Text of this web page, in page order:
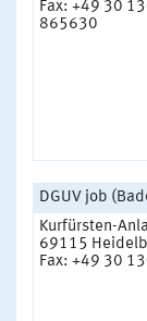
Fax: +49 30
865630
DGUV job
Kurfürsten-
69115
Fax: +49 30